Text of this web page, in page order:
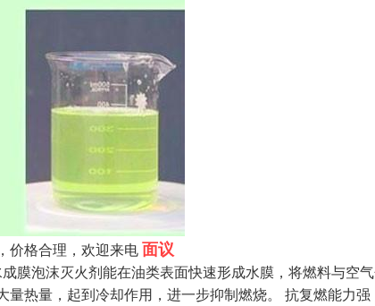
价格合理，欢迎来电面议
膜泡沫灭火剂能在油类表面快速形成水膜，将燃料与空
量热量，起到冷却作用，进一步抑制燃烧。 抗复燃能力